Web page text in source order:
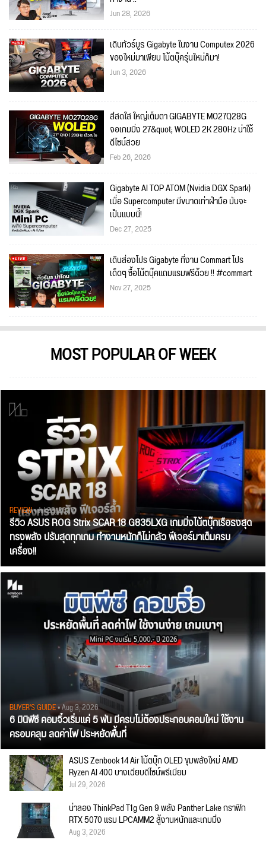
Jun 28, 2026
เดินทัวร์บูธ Gigabyte ในงาน Computex 2026
ของใหม่มาเพียบ โน้ตบุ๊ครุ่นใหม่ก็มา!
Jun 3, 2026
สีสดใส ใหญ่เต็มตา GIGABYTE MO27Q28G
จอเกมมิ่ง 27&quot; WOLED 2K 280Hz น่าใช้
ดีไซน์สวย
Feb 26, 2026
Gigabyte AI TOP ATOM (Nvidia DGX Spark)
เมื่อ Supercomputer มีขนาดเท่าฝ่ามือ มันจะ
เป็นแบบนี้!
Dec 27, 2025
เดินส่องโปร Gigabyte ที่งาน Commart โปร
เด็ดๆ ซื้อโน้ตบุ๊คแถมแรมฟรีด้วย !! #commart
Nov 27, 2025
MOST POPULAR OF WEEK
REVIEW• Jul 28, 2026
รีวิว ASUS ROG Strix SCAR 18 G835LXG เกมมิ่งโน้ตบุ๊กเรือธงสุด
ทรงพลัง ปรับสุดทุกเกม ทำงานหนักก็ไม่กลัว ฟีเจอร์มาเต็มครบ
เครื่อง!!
BUYER'S GUIDE• Aug 3, 2026
6 มินิพีซี คอมจิ๋วเริ่มแค่ 5 พัน มีครบไม่ต้องประกอบคอมใหม่ ใช้งาน
ครอบคลุม ลดค่าไฟ ประหยัดพื้นที่
ASUS Zenbook 14 Air โน้ตบุ๊ก OLED ขุมพลังใหม่ AMD
Ryzen AI 400 บางเฉียบดีไซน์พรีเมียม
Jul 29, 2026
น่าลอง ThinkPad T1g Gen 9 พลัง Panther Lake กราฟิก
RTX 5070 แรม LPCAMM2 สู้งานหนักและเกมมิ่ง
Aug 3, 2026